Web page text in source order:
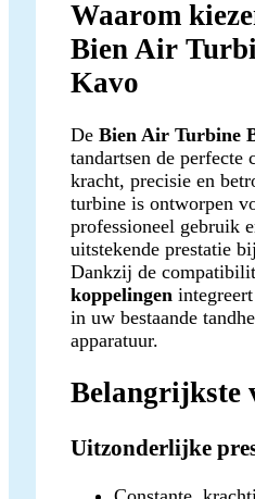
Waarom
Bien Air
Kavo
De Bien Air Turbine
tandartsen de perfecte
kracht, precisie en
turbine is ontworpen
professioneel gebruik
uitstekende prestatie
Dankzij de
koppelingen
in uw bestaande
apparatuur.
Belangrijkste
Uitzonderlijke